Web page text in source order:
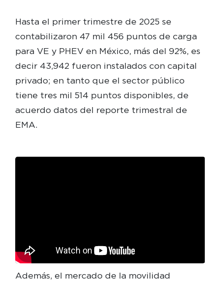
Hasta el primer trimestre de 2025 se
contabilizaron 47 mil 456 puntos de carga
para VE y PHEV en México, más del 92%, es
decir 43,942 fueron instalados con capital
privado; en tanto que el sector público
tiene tres mil 514 puntos disponibles, de
acuerdo datos del reporte trimestral de
EMA.
Además, el mercado de la movilidad